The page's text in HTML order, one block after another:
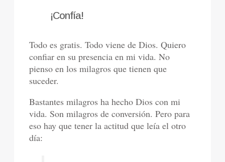
¡Confía!
Todo es gratis. Todo viene de Dios. Quiero
confiar en su presencia en mi vida. No
pienso en los milagros que tienen que
suceder.
Bastantes milagros ha hecho Dios con mi
vida. Son milagros de conversión. Pero para
eso hay que tener la actitud que leía el otro
día: